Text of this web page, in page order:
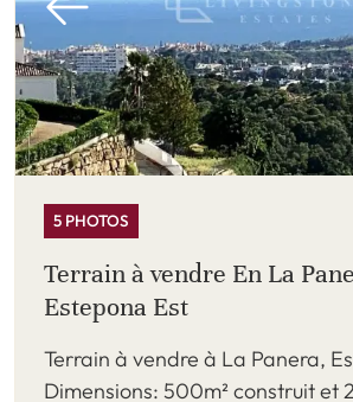
5 PHOTOS
Terrain à vendre En La
Estepona Est
Terrain à vendre à La Panera,
Dimensions: 500m² construit et